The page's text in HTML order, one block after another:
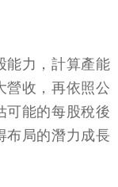
能力，計算產能
營收，再依照公
可能的每股稅後
布局的潛力成長